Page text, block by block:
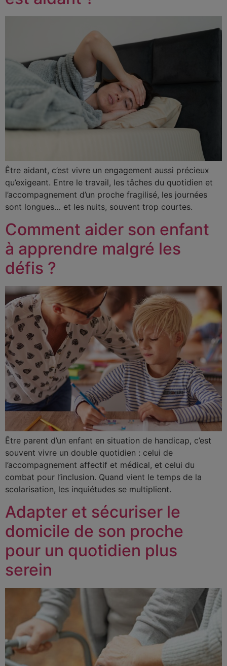
Être aidant, c’est vivre un engagement aussi précieux
qu’exigeant. Entre le travail, les tâches du quotidien et
l’accompagnement d’un proche fragilisé, les journées
sont longues… et les nuits, souvent trop courtes.
Comment aider son enfant
à apprendre malgré les
défis ?
Être parent d’un enfant en situation de handicap, c’est
souvent vivre un double quotidien : celui de
l’accompagnement affectif et médical, et celui du
combat pour l’inclusion. Quand vient le temps de la
scolarisation, les inquiétudes se multiplient.
Adapter et sécuriser le
domicile de son proche
pour un quotidien plus
serein